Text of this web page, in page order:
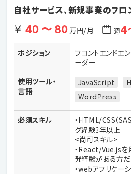
自社サービス、新規事業のフロ
40 〜 80万円/月 週4
ポジション
フロントエンドエ
ーダー
使用ツール・
言語
JavaScript
WordPress
必須スキル
・HTML/CSS（
グ経験3年以上
<尚可スキル>
・React/Vue.jsを
発経験がある方
・webアプリケー